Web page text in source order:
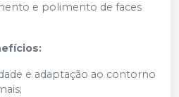
e polimento de faces
e adaptação ao contorno